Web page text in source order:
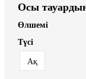
Осы
Өлшемі
Түсі
Ақ